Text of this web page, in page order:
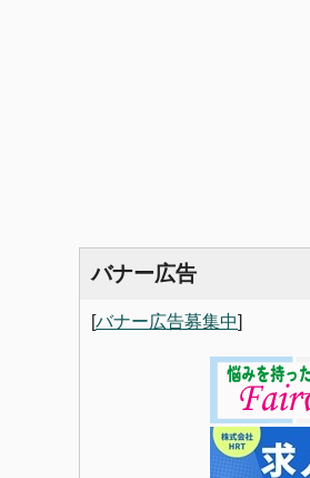
バナー広告
[バナー広告募集中]